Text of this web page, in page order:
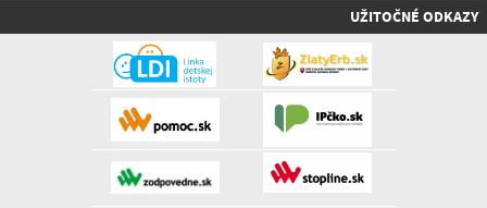
UŽITOČNÉ ODKAZY